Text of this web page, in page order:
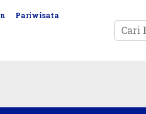
Pariwisata